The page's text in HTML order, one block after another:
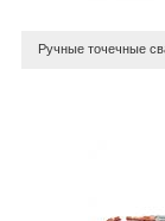
Ручные точечные